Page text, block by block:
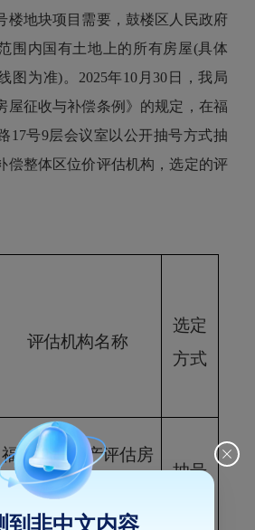
楼地块项目需要，鼓楼区人民政府
围内国有土地上的所有房屋(具体
图为准)。2025年10月30日，我局
屋征收与补偿条例》的规定，在福
17号9层会议室以公开抽号方式抽
偿整体区位价评估机构，选定的评
评估机构名称
选定
方式
福建宁朗资产评估房
地产估价有限公司福
州分公司
抽号
到非中文内容